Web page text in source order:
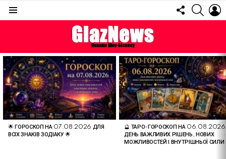
FOLLOW
US
ОСТАННІ
СТАТТІ
🌟 ГОРОСКОП НА 07.08.2026 ДЛЯ
ВСІХ ЗНАКІВ ЗОДІАКУ 🌟
🔮 ТАРО-ГОРОСКОП НА
ДЕНЬ ВАЖЛИВИХ РІШЕНЬ, НОВИХ
МОЖЛИВОСТЕЙ І ВНУТРІШНЬОЇ СИЛИ